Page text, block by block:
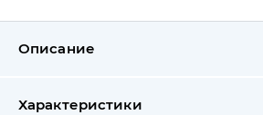
Описание
Характеристики